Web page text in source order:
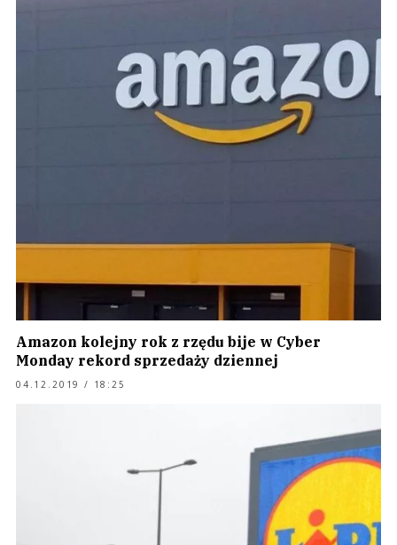
Amazon kolejny rok z rzędu bije w Cyber
Monday rekord sprzedaży dziennej
04.12.2019 / 18:25